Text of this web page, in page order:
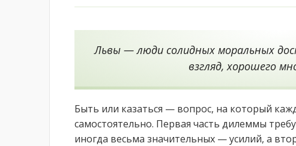
Львы — люди солидных моральных
взгляд, хорошего
Быть или казаться — вопрос, на который
самостоятельно. Первая часть дилеммы
иногда весьма значительных — усилий, а